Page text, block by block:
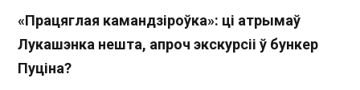
«Працяглая камандзіроўка»: ці атрымаў
Лукашэнка нешта, апроч экскурсіі ў бункер
Пуціна?